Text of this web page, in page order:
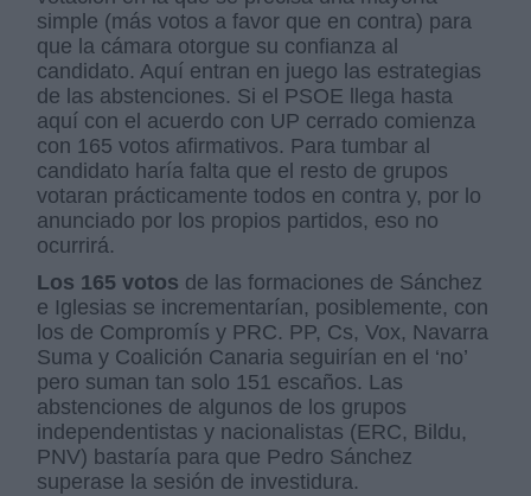
simple (más votos a favor que en contra) para
que la cámara otorgue su confianza al
candidato. Aquí entran en juego las estrategias
de las abstenciones. Si el PSOE llega hasta
aquí con el acuerdo con UP cerrado comienza
con 165 votos afirmativos. Para tumbar al
candidato haría falta que el resto de grupos
votaran prácticamente todos en contra y, por lo
anunciado por los propios partidos, eso no
ocurrirá.
Los 165 votos de las formaciones de Sánchez
e Iglesias se incrementarían, posiblemente, con
los de Compromís y PRC. PP, Cs, Vox, Navarra
Suma y Coalición Canaria seguirían en el ‘no’
pero suman tan solo 151 escaños. Las
abstenciones de algunos de los grupos
independentistas y nacionalistas (ERC, Bildu,
PNV) bastaría para que Pedro Sánchez
superase la sesión de investidura.